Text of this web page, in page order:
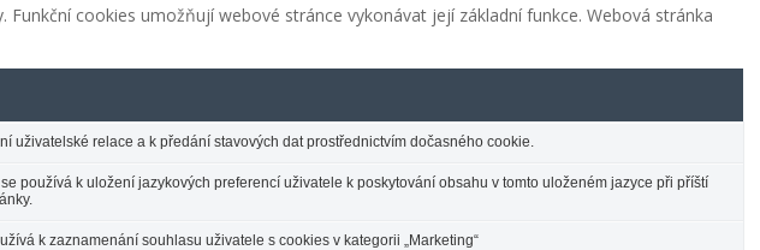
cookies umožňují webové stránce vykonávat její základní funkce. Webová stránka
uživatelské relace a k předání stavových dat prostřednictvím dočasného cookie.
používá k uložení jazykových preferencí uživatele k poskytování obsahu v tomto uloženém jazyce při příští
k zaznamenání souhlasu uživatele s cookies v kategorii „Marketing“